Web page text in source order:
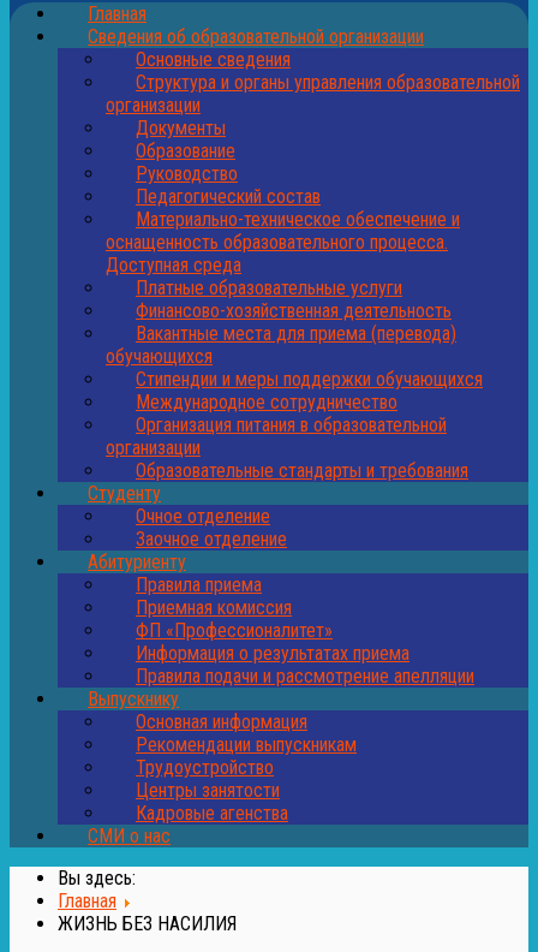
Главная
Сведения об образовательной организации
Основные сведения
Структура и органы управления образовательной
организации
Документы
Образование
Руководство
Педагогический состав
Материально-техническое обеспечение и
оснащенность образовательного процесса.
Доступная среда
Платные образовательные услуги
Финансово-хозяйственная деятельность
Вакантные места для приема (перевода)
обучающихся
Стипендии и меры поддержки обучающихся
Международное сотрудничество
Организация питания в образовательной
организации
Образовательные стандарты и требования
Студенту
Очное отделение
Заочное отделение
Абитуриенту
Правила приема
Приемная комиссия
ФП «Профессионалитет»
Информация о результатах приема
Правила подачи и рассмотрение апелляции
Выпускнику
Основная информация
Рекомендации выпускникам
Трудоустройство
Центры занятости
Кадровые агенства
СМИ о нас
Вы здесь:
Главная
ЖИЗНЬ БЕЗ НАСИЛИЯ